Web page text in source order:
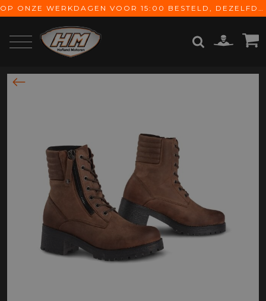
OP ONZE WERKDAGEN VOOR 15:00 BESTELD, DEZELFDE DAG VERZONDEN! GRATIS VERZENDING VANAF € 65,-